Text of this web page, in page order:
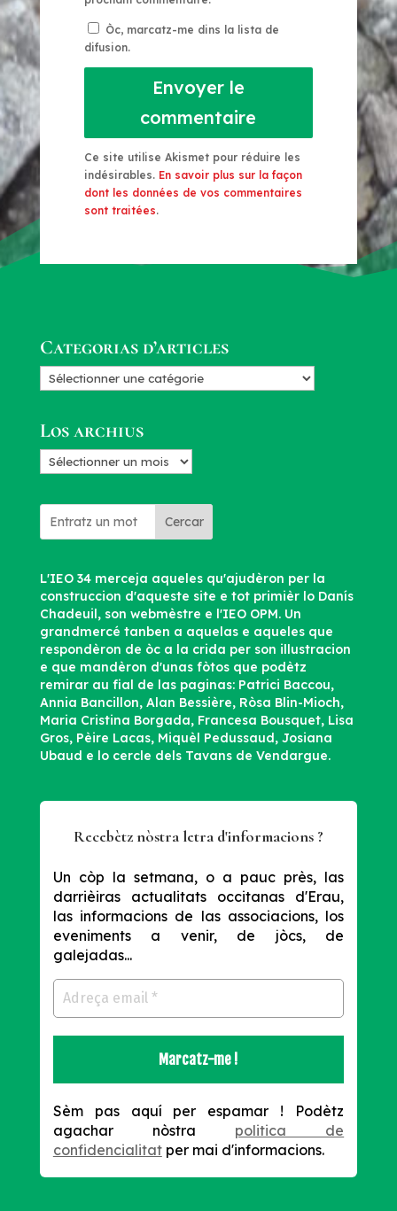
Òc, marcatz-me dins la lista de
difusion.
Envoyer le
commentaire
Ce site utilise Akismet pour réduire les
indésirables. En savoir plus sur la façon
dont les données de vos commentaires
sont traitées.
Categorias d’articles
Categorias
Los archius
Los
Cercar
L'IEO 34 merceja aqueles qu'ajudèron per la
construccion d'aqueste site e tot primièr lo Danís
Chadeuil, son webmèstre e l'IEO OPM. Un
grandmercé tanben a aquelas e aqueles que
respondèron de òc a la crida per son illustracion
e que mandèron d'unas fòtos que podètz
remirar au fial de las paginas: Patrici Baccou,
Annia Bancillon, Alan Bessière, Ròsa Blin-Mioch,
Maria Cristina Borgada, Francesa Bousquet, Lisa
Gros, Pèire Lacas, Miquèl Pedussaud, Josiana
Ubaud e lo cercle dels Tavans de Vendargue.
Recebètz nòstra letra d'informacions ?
Un còp la setmana, o a pauc près, las
darrièiras actualitats occitanas d'Erau,
las informacions de las associacions, los
eveniments a venir, de jòcs, de
galejadas...
Sèm pas aquí per espamar !
Podètz
agachar nòstra politica de
confidencialitatper mai d'informacions.